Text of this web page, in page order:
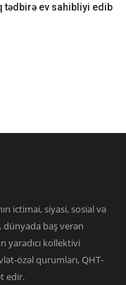
tədbirə ev sahibliyi edib
ictimai, siyasi, sosial və
dünyada baş verən
yaradıcı kollektivi
özəl qurumları, QHT-
edir.